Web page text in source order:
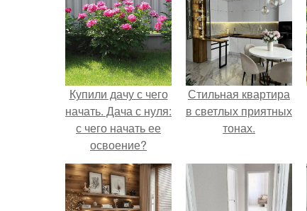
Купили дачу с чего
начать. Дача с нуля:
с чего начать ее
освоение?
Стильная квартира
в светлых приятных
тонах.